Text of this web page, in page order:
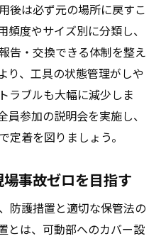
後は必ず元の場所に戻すこ
頻度やサイズ別に分類し、
告・交換できる体制を整え
り、工具の状態管理がしや
ラブルも大幅に減少しま
参加の説明会を実施し、
定着を図りましょう。
事故ゼロを目指す
防護措置と適切な保管法の
とは、可動部へのカバー設